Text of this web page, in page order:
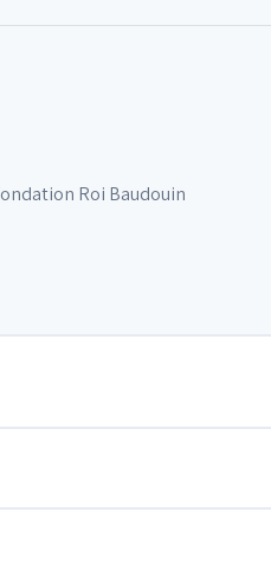
Roi Baudouin